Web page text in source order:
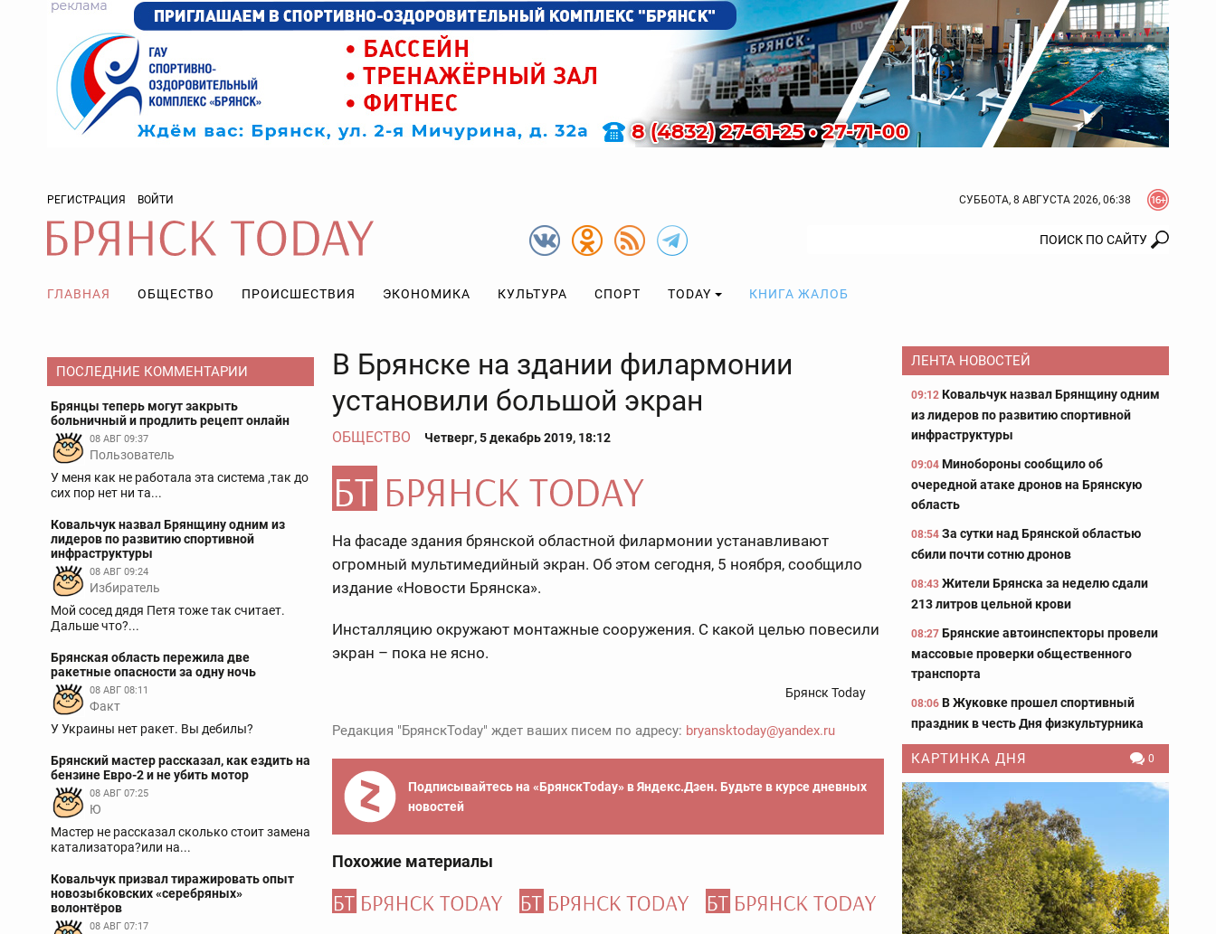
РЕГИСТРАЦИЯ ВОЙТИ СУББОТА, 8 АВГУСТА 2026, 06:38
ГЛАВНАЯ ОБЩЕСТВО ПРОИСШЕСТВИЯ ЭКОНОМИКА КУЛЬТУРА СПОРТ TODAY КНИГА ЖАЛОБ
ПОСЛЕДНИЕ КОММЕНТАРИИ
Брянцы теперь могут закрыть
больничный и продлить рецепт онлайн
08 АВГ 09:37
Пользователь
У меня как не работала эта система ,так до
сих пор нет ни та...
Ковальчук назвал Брянщину одним из
лидеров по развитию спортивной
инфраструктуры
08 АВГ 09:24
Избиратель
Мой сосед дядя Петя тоже так считает.
Дальше что?...
Брянская область пережила две
ракетные опасности за одну ночь
08 АВГ 08:11
Факт
У Украины нет ракет. Вы дебилы?
Брянский мастер рассказал, как ездить на
бензине Евро-2 и не убить мотор
08 АВГ 07:25
Ю
Мастер не рассказал сколько стоит замена
катализатора?или на...
Ковальчук призвал тиражировать опыт
новозыбковских «серебряных»
волонтёров
08 АВГ 07:17
В Брянске на здании филармонии
установили большой экран
ОБЩЕСТВО Четверг, 5 декабрь 2019, 18:12
На фасаде здания брянской областной филармонии устанавливают
огромный мультимедийный экран. Об этом сегодня, 5 ноября, сообщило
издание «Новости Брянска».
Инсталляцию окружают монтажные сооружения. С какой целью повесили
экран – пока не ясно.
Брянск Today
Редакция "БрянскToday" ждет ваших писем по адресу: bryansktoday@yandex.ru
Подписывайтесь на «БрянскToday» в Яндекс.Дзен. Будьте в курсе дневных
новостей
Похожие материалы
ЛЕНТА НОВОСТЕЙ
09:12 Ковальчук назвал Брянщину одним
из лидеров по развитию спортивной
инфраструктуры
09:04 Минобороны сообщило об
очередной атаке дронов на Брянскую
область
08:54 За сутки над Брянской областью
сбили почти сотню дронов
08:43 Жители Брянска за неделю сдали
213 литров цельной крови
08:27 Брянские автоинспекторы провели
массовые проверки общественного
транспорта
08:06 В Жуковке прошел спортивный
праздник в честь Дня физкультурника
КАРТИНКА ДНЯ 0